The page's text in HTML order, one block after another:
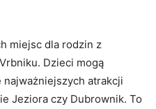
miejsc dla rodzin z
Dzieci ​mogą
atrakcji⁢
Jeziora czy Dubrownik. To